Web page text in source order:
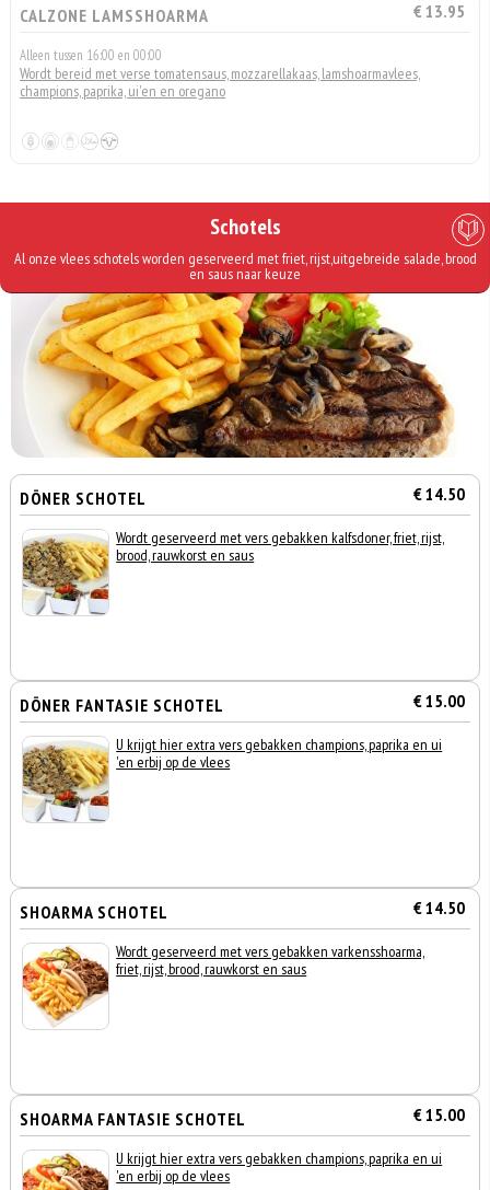
CALZONE LAMSSHOARMA € 13.95
Alleen tussen 16:00 en 00:00
Wordt bereid met verse tomatensaus, mozzarellakaas, lamshoarmavlees,
champions, paprika, ui'en en oregano
Schotels
Al onze vlees schotels worden geserveerd met friet, rijst,uitgebreide salade, brood
en saus naar keuze
DÖNER SCHOTEL € 14.50
Wordt geserveerd met vers gebakken kalfsdoner, friet, rijst,
brood, rauwkorst en saus
DÖNER FANTASIE SCHOTEL € 15.00
U krijgt hier extra vers gebakken champions, paprika en ui
'en erbij op de vlees
SHOARMA SCHOTEL € 14.50
Wordt geserveerd met vers gebakken varkensshoarma,
friet, rijst, brood, rauwkorst en saus
SHOARMA FANTASIE SCHOTEL € 15.00
U krijgt hier extra vers gebakken champions, paprika en ui
'en erbij op de vlees